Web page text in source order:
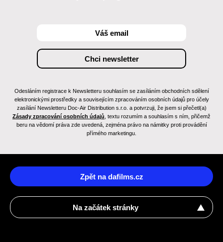
Odesláním registrace k Newsletteru souhlasím se zasíláním obchodních sdělení
elektronickými prostředky a souvisejícím zpracováním osobních údajů pro účely
zasílání Newsletteru Doc-Air Distribution s.r.o. a potvrzuji, že jsem si přečetl(a)
Zásady zpracování osobních údajů , textu rozumím a souhlasím s ním, přičemž
beru na vědomí práva zde uvedená, zejména právo na námitky proti provádění
přímého marketingu.
Zpět na dafilms.cz
Na začátek stránky